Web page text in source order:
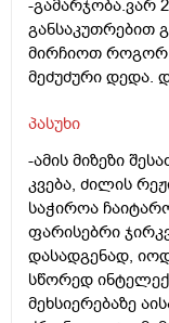
-გამარჯობა.ვარ
განსაკუთრებით
მირჩიოთ როგორ
მეძუძური დედა.
პასუხი
-ამის მიზეზი
კვება, ძილის
საჭიროა
ფარისებრი
დასადგენად,
სწორედ
მეხსიერებაზე